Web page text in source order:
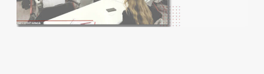
‘Lernen formt
Zukunft’